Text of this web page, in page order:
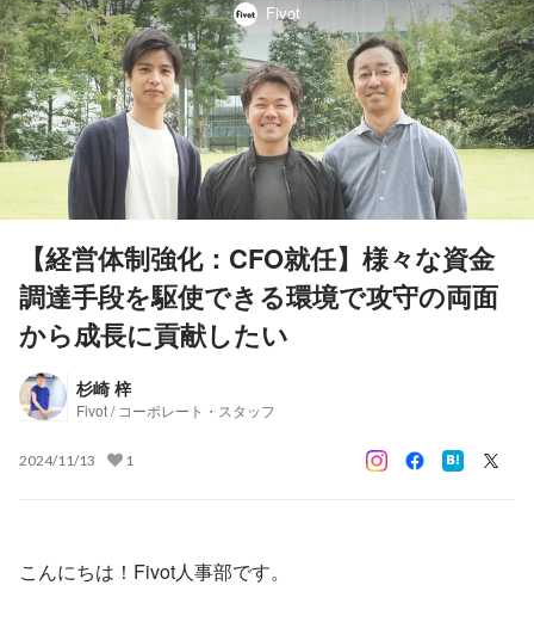
Fivot
【経営体制強化：CFO就任】様々な資金
調達手段を駆使できる環境で攻守の両面
から成長に貢献したい
杉崎 梓
Fivot / コーポレート・スタッフ
2024/11/13 1
こんにちは！Fivot人事部です。